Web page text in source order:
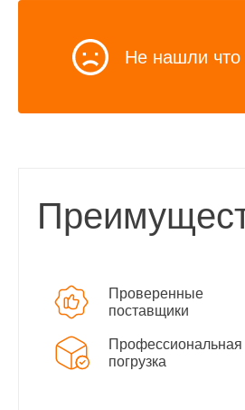
Не нашли что
Проверенные
поставщики
Профессиональная
погрузка